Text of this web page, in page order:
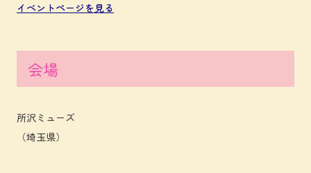
イベントページを見る
会場
所沢ミューズ
（埼玉県）